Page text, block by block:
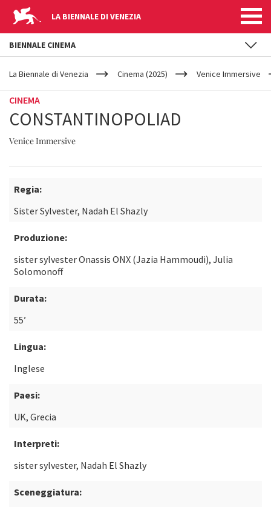
LA BIENNALE DI VENEZIA
YOUR
ARE
La Biennale di Venezia Cinema (2025) Venice Immersive
CINEMA
CONSTANTINOPOLIAD
Venice Immersive
Regia:
Sister Sylvester, Nadah El Shazly
Produzione:
sister sylvester Onassis ONX (Jazia Hammoudi), Julia
Solomonoff
Durata:
55’
Lingua:
Inglese
Paesi:
UK, Grecia
Interpreti:
sister sylvester, Nadah El Shazly
Sceneggiatura:
BIENNALE CINEMA